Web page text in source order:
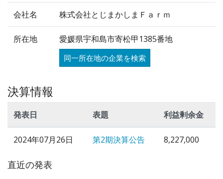
会社名 株式会社とじまかしまＦａｒｍ
所在地 愛媛県宇和島市寄松甲1385番地
同一所在地の企業を検索
決算情報
発表日 表題 利益剰余金
2024年07月26日 第2期決算公告 8,227,000
直近の発表